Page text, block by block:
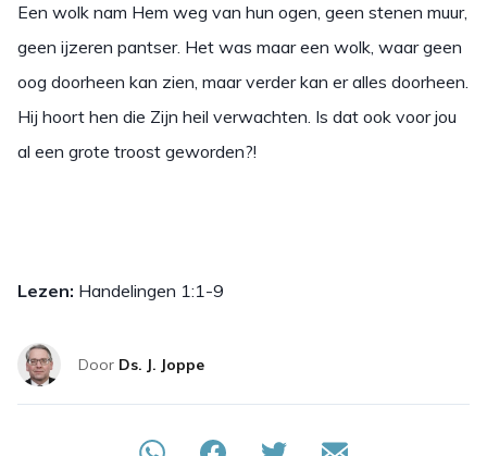
Een wolk nam Hem weg van hun ogen, geen stenen muur,
geen ijzeren pantser. Het was maar een wolk, waar geen
oog doorheen kan zien, maar verder kan er alles doorheen.
Hij hoort hen die Zijn heil verwachten. Is dat ook voor jou
al een grote troost geworden?!
Lezen: Handelingen 1:1-9
Door Ds. J. Joppe